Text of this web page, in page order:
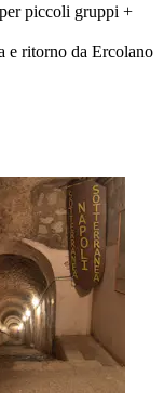
piccoli gruppi +
e ritorno da Ercolano